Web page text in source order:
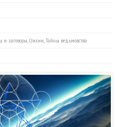
и заговоры,Стихии,Тайны ведьмовства